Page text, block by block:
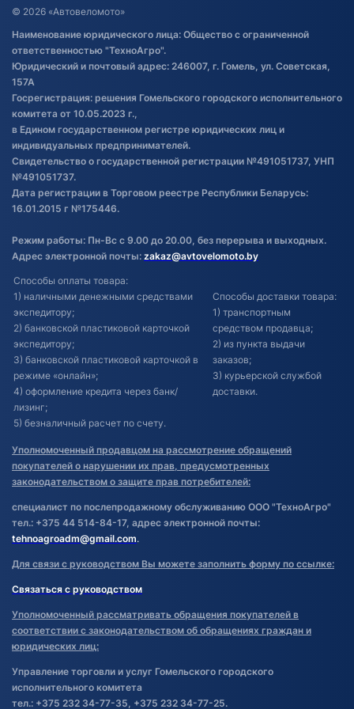
Договор публичной оферты
Обработка файлов cookie
Постановка транспорта на учет
Обновления в ЭПТС 2024
© 2026 «Автовеломото»
Наименование юридического лица: Общество с ограниченной
ответственностью "ТехноАгро".
Юридический и почтовый адрес: 246007, г. Гомель, ул. Советская,
157А
Госрегистрация: решения Гомельского городского исполнительного
комитета от 10.05.2023 г.,
в Едином государственном регистре юридических лиц и
индивидуальных предпринимателей.
Свидетельство о государственной регистрации №491051737, УНП
№491051737.
Дата регистрации в Торговом реестре Республики Беларусь:
16.01.2015 г №175446.
Режим работы: Пн-Вс с 9.00 до 20.00, без перерыва и выходных.
Адрес электронной почты: zakaz@avtovelomoto.by
Способы оплаты товара:
1) наличными денежными средствами
экспедитору;
2) банковской пластиковой карточкой
экспедитору;
3) банковской пластиковой карточкой в
режиме «онлайн»;
4) оформление кредита через банк/
лизинг;
5) безналичный расчет по счету.
Способы доставки товара:
1) транспортным
средством продавца;
2) из пункта выдачи
заказов;
3) курьерской службой
доставки.
Уполномоченный продавцом на рассмотрение обращений
покупателей о нарушении их прав, предусмотренных
законодательством о защите прав потребителей:
специалист по послепродажному обслуживанию ООО "ТехноАгро"
тел.: +375 44 514-84-17, адрес электронной почты:
tehnoagroadm@gmail.com.
Для связи с руководством Вы можете заполнить форму по ссылке:
Связаться с руководством
Уполномоченный рассматривать обращения покупателей в
соответствии с законодательством об обращениях граждан и
юридических лиц:
Управление торговли и услуг Гомельского городского
исполнительного комитета
тел.: +375 232 34-77-35, +375 232 34-77-25.